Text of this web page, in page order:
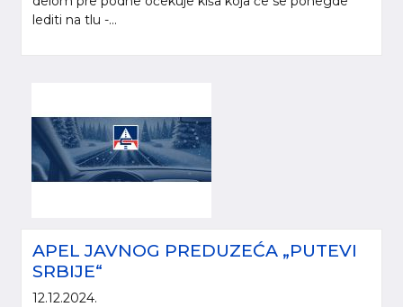
lediti na tlu -...
APEL JAVNOG PREDUZEĆA „PUTEVI
SRBIJE“
12.12.2024.